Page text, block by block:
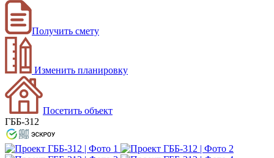
Получить смету
Изменить планировку
Посетить объект
ГББ-312